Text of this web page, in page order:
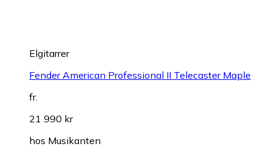
Elgitarrer
Fender American Professional II Telecaster Maple
fr.
21 990 kr
hos Musikanten